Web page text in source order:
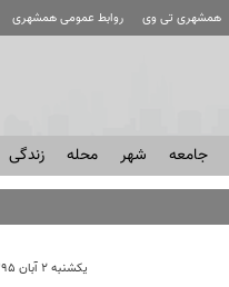
همشهری تی وی روابط عمومی همشهری
جامعه شهر محله زندگی
یکشنبه ۲ آبان ۱۳۹۵ - ۱۹:۵۷